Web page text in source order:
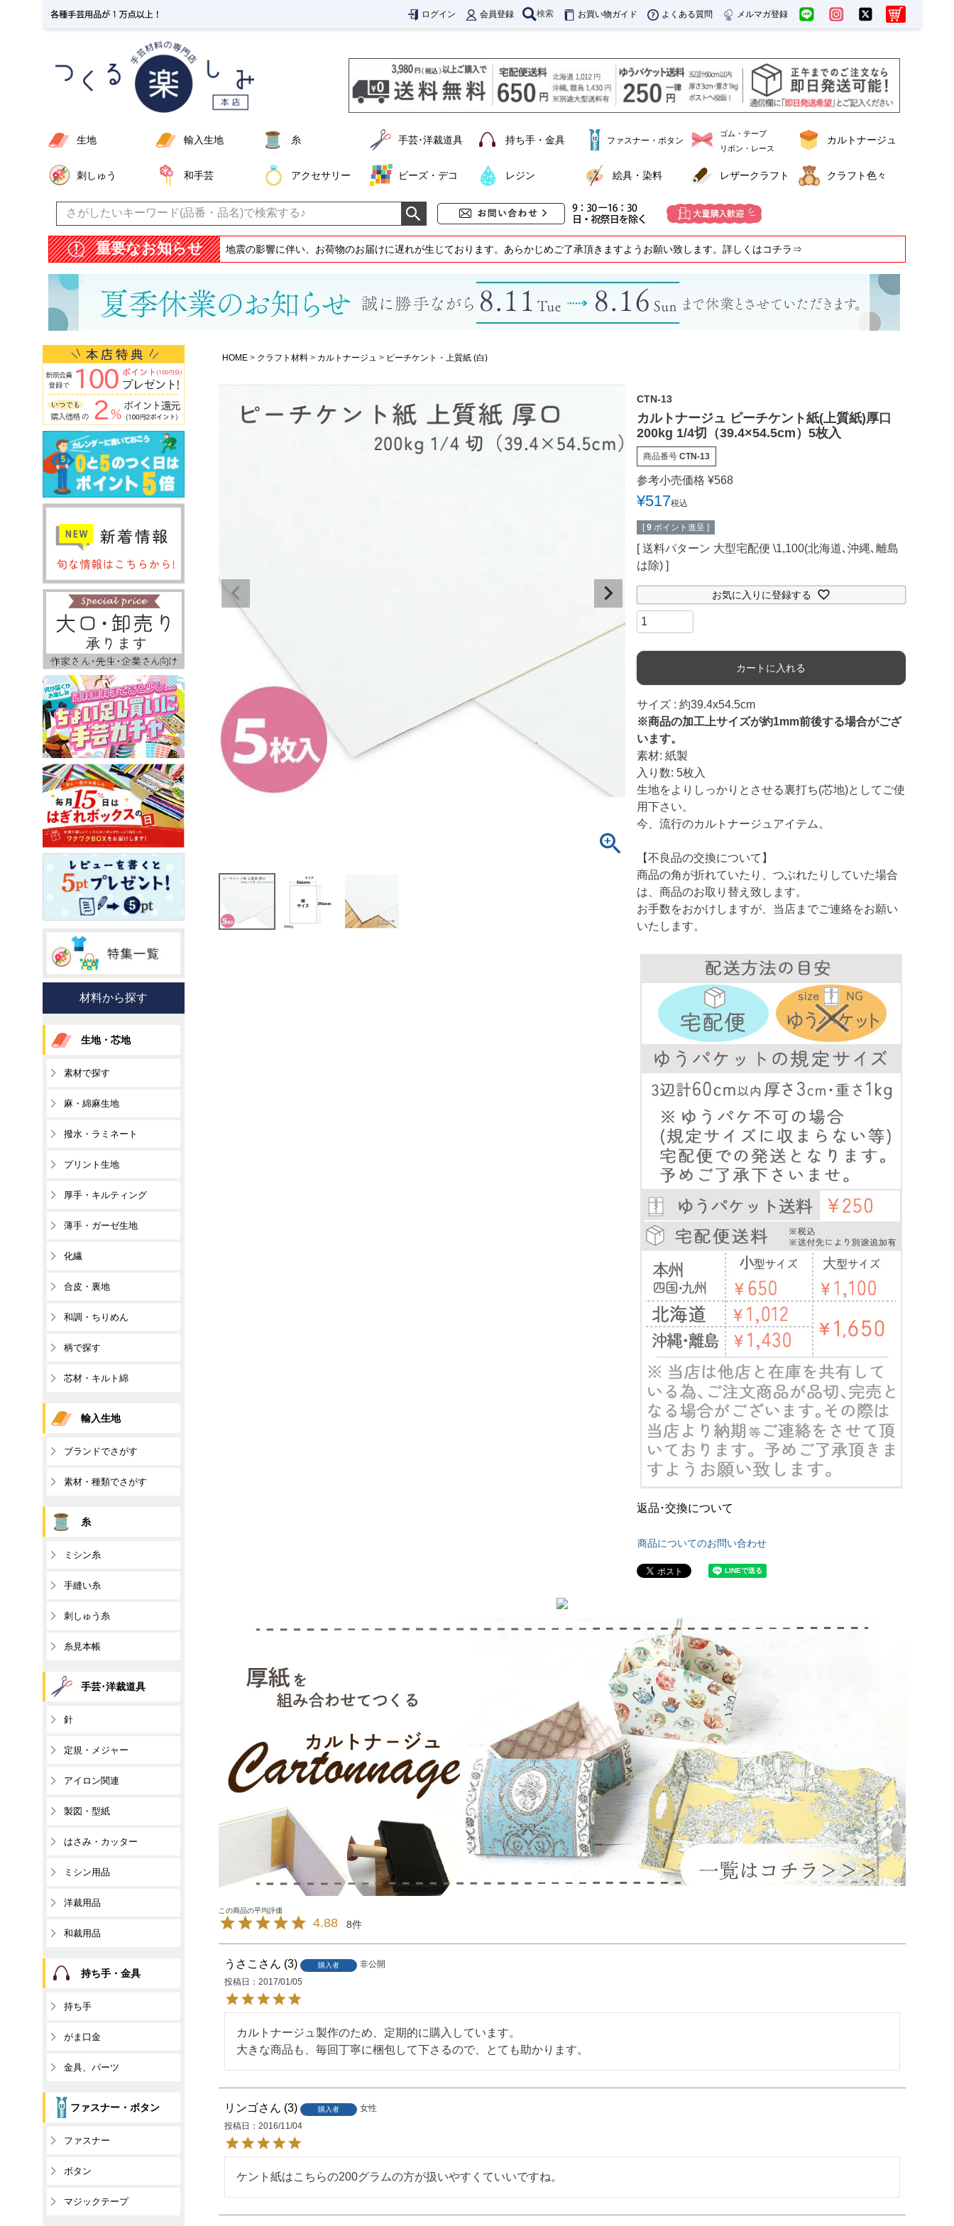
ログイン 会員登録 検索 お買い物ガイド よくある質問 メルマガ登録
生地 輸入生地 糸 手芸･洋裁道具 持ち手・金具 ファスナー・ボタン
ゴム・テープ
リボン・レース
カルトナージュ
刺しゅう 和手芸 アクセサリー ビーズ・デコ レジン 絵具・染料 レザークラフト クラフト色々
重要なお知らせ 地震の影響に伴い、お荷物のお届けに遅れが生じております。あらかじめご了承頂きますようお願い致します。詳しくはコチラ⇒
HOME クラフト材料 カルトナージュ ピーチケント・上質紙 (白)
CTN-13
カルトナージュ ピーチケント紙(上質紙)厚口
200kg 1/4切（39.4×54.5cm）5枚入
商品番号 CTN-13
参考小売価格 ¥568
¥517税込
[ 9 ポイント進呈 ]
送料パターン 大型宅配便 \1,100(北海道､沖縄､離島
は除)
お気に入りに登録する
カートに入れる
サイズ : 約39.4x54.5cm
※商品の加工上サイズが約1mm前後する場合がござ
います。
素材: 紙製
入り数: 5枚入
生地をよりしっかりとさせる裏打ち(芯地)としてご使
用下さい。
今、流行のカルトナージュアイテム。
【不良品の交換について】
商品の角が折れていたり、つぶれたりしていた場合
は、商品のお取り替え致します。
お手数をおかけしますが、当店までご連絡をお願い
いたします。
返品･交換について
商品についてのお問い合わせ
4.88 8
うさこ 3 購入者
非公開
投稿日
2017/01/05
カルトナージュ製作のため、定期的に購入しています。
大きな商品も、毎回丁寧に梱包して下さるので、とても助かります。
リンゴ 3 購入者
女性
投稿日
2016/11/04
ケント紙はこちらの200グラムの方が扱いやすくていいですね。
材料から探す
生地・芯地
素材で探す
麻・綿麻生地
撥水・ラミネート
プリント生地
厚手・キルティング
薄手・ガーゼ生地
化繊
合皮・裏地
和調・ちりめん
柄で探す
芯材・キルト綿
輸入生地
ブランドでさがす
素材・種類でさがす
糸
ミシン糸
手縫い糸
刺しゅう糸
糸見本帳
手芸･洋裁道具
針
定規・メジャー
アイロン関連
製図・型紙
はさみ・カッター
ミシン用品
洋裁用品
和裁用品
持ち手・金具
持ち手
がま口金
金具、パーツ
ファスナー・ボタン
ファスナー
ボタン
マジックテープ